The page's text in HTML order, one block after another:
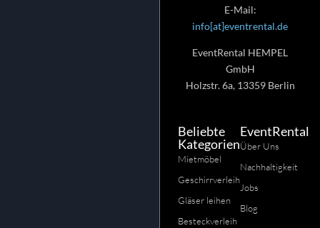
E-Mail:
info[at]eventrental.de
EventRental HEMPEL
GmbH
Holzstr. 6a, 13359 Berlin
Beliebte
Kategorien
Mietmöbel
Geschirrverleih
Gläser leihen
Besteckverleih
EventRental
Über Uns
Nachhaltigkeit
Jobs
Blog